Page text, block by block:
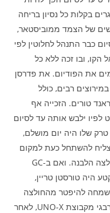
בקלות כל נסיון בריחה
של הצמד ממוביסטאר,
כבר התנהל לחלוטין לפי
הקו, ובו זכה ללא כל
את הפודיום. את פדרסן
רבים, כולל
טורים. הזכייה אף
לפיו ילבש אותה עד לסיום
שלו היה יום מושלם,
להשתחל כעת למקום
השלישי ב-GC, מה שגם מעניק לו את החולצה הלבנה. ואם ב-GC
היה טורסטן טריין,
שמחה להיפטר מהחולצה
הצהובה. ההובלה בגראנד טור לא זרה לנורבגי מקבוצת UNO-X, לאחר